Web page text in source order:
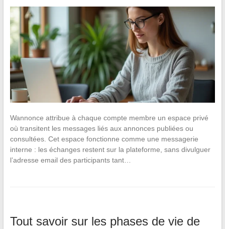
Wannonce attribue à chaque compte membre un espace privé
où transitent les messages liés aux annonces publiées ou
consultées. Cet espace fonctionne comme une messagerie
interne : les échanges restent sur la plateforme, sans divulguer
l’adresse email des participants tant…
Tout savoir sur les phases de vie de